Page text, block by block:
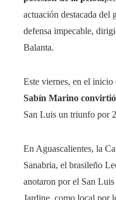
actuación destacada del
defensa impecable,
Balanta.
Este viernes, en el inicio
Sabín Marino
San Luis un triunfo por
En Aguascalientes, la
Sanabria, el brasileño
anotaron por el San
Jardine, como local por